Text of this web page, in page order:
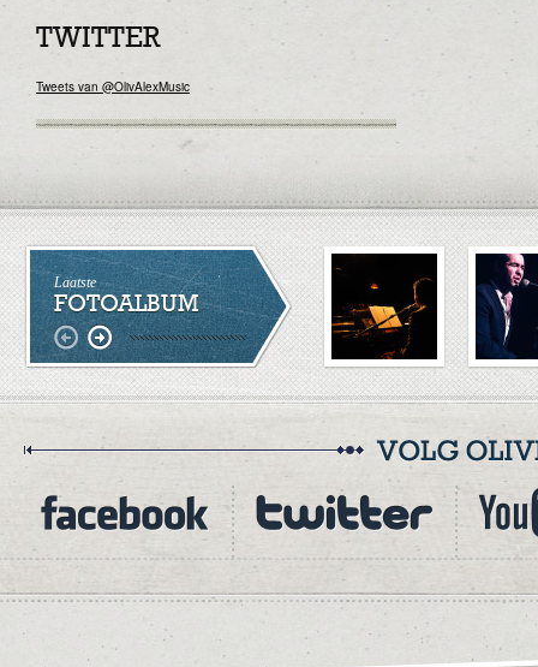
TWITTER
Tweets van @OlivAlexMusic
Laatste
FOTOALBUM